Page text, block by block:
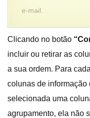
e-mail.
Clicando no botão
incluir ou retirar as
a sua ordem. Para
colunas de
selecionada uma
agrupamento, ela não